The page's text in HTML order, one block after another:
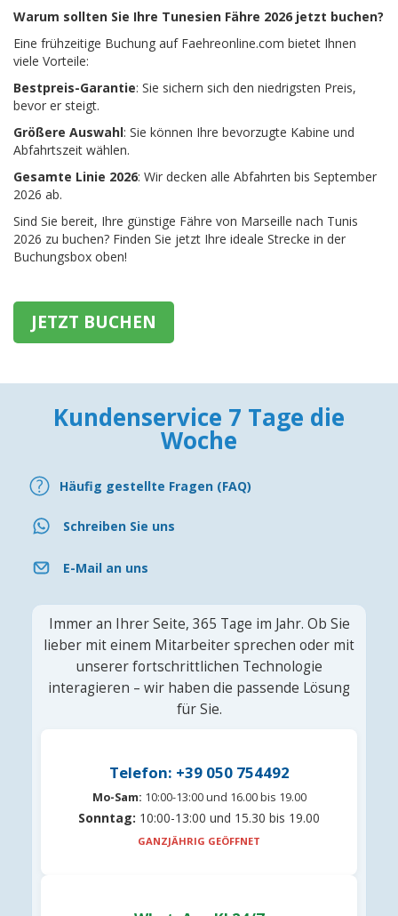
Warum sollten Sie Ihre Tunesien Fähre 2026 jetzt buchen?
Eine frühzeitige Buchung auf Faehreonline.com bietet Ihnen
viele Vorteile:
Bestpreis-Garantie: Sie sichern sich den niedrigsten Preis,
bevor er steigt.
Größere Auswahl: Sie können Ihre bevorzugte Kabine und
Abfahrtszeit wählen.
Gesamte Linie 2026: Wir decken alle Abfahrten bis September
2026 ab.
Sind Sie bereit, Ihre günstige Fähre von Marseille nach Tunis
2026 zu buchen? Finden Sie jetzt Ihre ideale Strecke in der
Buchungsbox oben!
JETZT BUCHEN
Kundenservice 7 Tage die
Woche
Häufig gestellte Fragen (FAQ)
Schreiben Sie uns
E-Mail an uns
Immer an Ihrer Seite, 365 Tage im Jahr. Ob Sie
lieber mit einem Mitarbeiter sprechen oder mit
unserer fortschrittlichen Technologie
interagieren – wir haben die passende Lösung
für Sie.
Telefon: +39 050 754492
Mo-Sam: 10:00-13:00 und 16.00 bis 19.00
Sonntag: 10:00-13:00 und 15.30 bis 19.00
GANZJÄHRIG GEÖFFNET